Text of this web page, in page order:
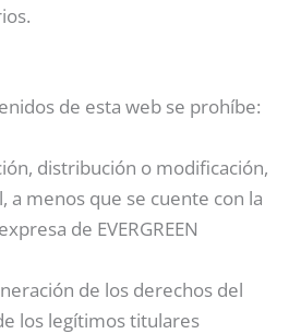
de esta web se prohíbe:
distribución o modificación,
a menos que se cuente con la
de EVERGREEN
de los derechos del
los legítimos titulares